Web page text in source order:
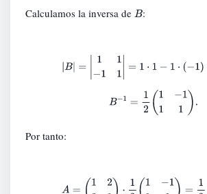
Calculamos la inversa de B:
B| 1− 11 = ⋅1 ⋅ 1 =2≠
B− 1= 12 (1− 11).
Por tanto:
A = 2 01 1 2( 1− 11) = 2( 31